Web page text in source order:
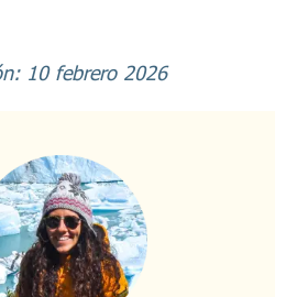
10 febrero 2026